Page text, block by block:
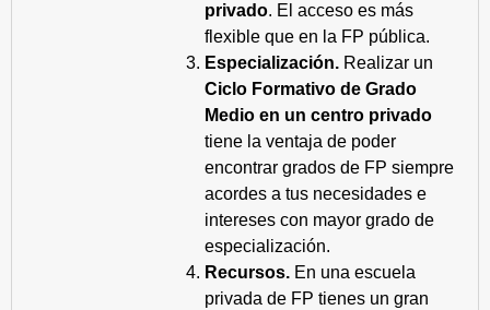
privado. El acceso es más
flexible que en la FP pública.
Especialización. Realizar un
Ciclo Formativo de Grado
Medio en un centro privado
tiene la ventaja de poder
encontrar grados de FP siempre
acordes a tus necesidades e
intereses con mayor grado de
especialización.
Recursos. En una escuela
privada de FP tienes un gran